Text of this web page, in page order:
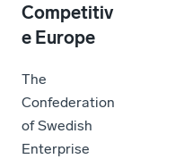
Competitiv
e Europe
The
Confederation
of Swedish
Enterprise